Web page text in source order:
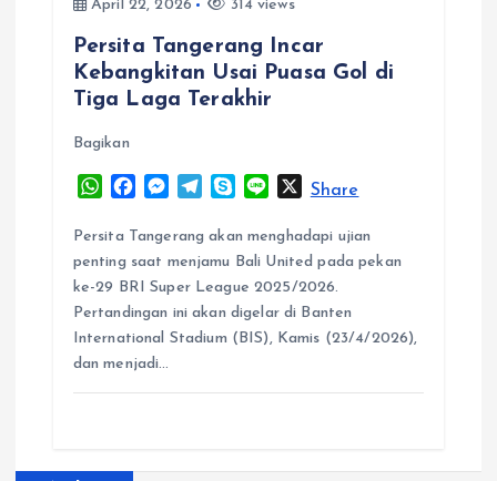
April 22, 2026
314 views
Persita Tangerang Incar
Kebangkitan Usai Puasa Gol di
Tiga Laga Terakhir
Bagikan
W
a
t
s
A
p
p
c
e
b
o
o
k
M
s
s
e
n
g
l
e
g
r
a
y
p
e
n
e
XShare
Persita Tangerang akan menghadapi ujian
penting saat menjamu Bali United pada pekan
ke-29 BRI Super League 2025/2026.
Pertandingan ini akan digelar di Banten
International Stadium (BIS), Kamis (23/4/2026),
dan menjadi…